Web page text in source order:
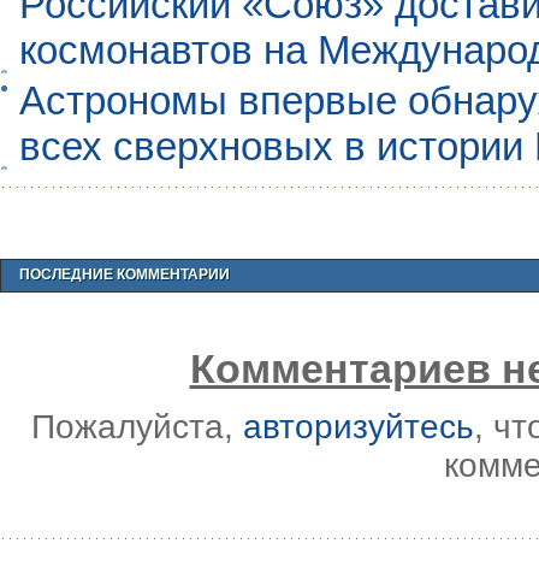
космонавтов на
Астрономы впервые
всех сверхновых в
ПОСЛЕДНИЕ КОММЕНТАРИИ
Комментариев
Пожалуйста, авторизуйтесь,